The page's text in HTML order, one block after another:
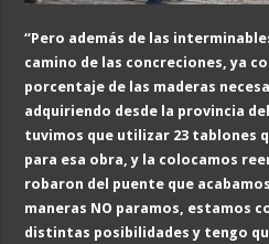
“Pero además de las
camino de las concreciones, ya
porcentaje de las maderas
adquiriendo desde la provincia
tuvimos que utilizar 23 tablones
para esa obra, y la colocamos
robaron del puente que
maneras NO paramos, estamos
distintas posibilidades y tengo